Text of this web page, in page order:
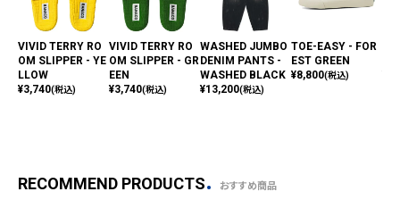
VIVID TERRY RO
OM SLIPPER - YE
LLOW
¥3,740(税込)
VIVID TERRY RO
OM SLIPPER - GR
EEN
¥3,740(税込)
WASHED JUMBO
DENIM PANTS -
WASHED BLACK
¥13,200(税込)
TOE-EASY - FOR
EST GREEN
¥8,800(税込)
RECOMMEND PRODUCTS おすすめ商品